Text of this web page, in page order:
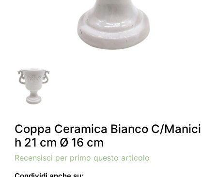
Coppa Ceramica Bianco C/Manici
h 21 cm Ø 16 cm
Recensisci per primo questo articolo